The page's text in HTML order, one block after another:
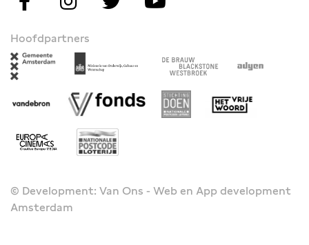
Hoofdpartners
© Development: Van Ons - Web en App development
Amsterdam